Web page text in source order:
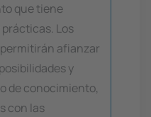
que tiene
Los
afianzar
y
de conocimiento,
con las